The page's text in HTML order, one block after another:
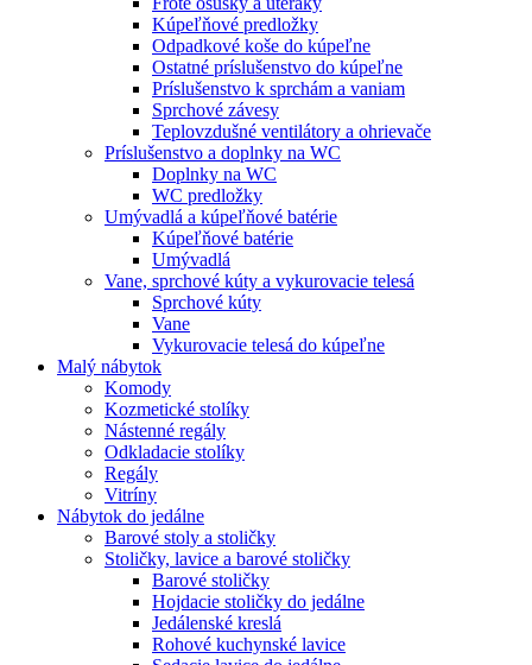
Kúpeľňové predložky
Odpadkové koše do kúpeľne
Ostatné príslušenstvo do kúpeľne
Príslušenstvo k sprchám a vaniam
Sprchové závesy
Teplovzdušné ventilátory a ohrievače
Príslušenstvo a doplnky na WC
Doplnky na WC
WC predložky
Umývadlá a kúpeľňové batérie
Kúpeľňové batérie
Umývadlá
Vane, sprchové kúty a vykurovacie telesá
Sprchové kúty
Vane
Vykurovacie telesá do kúpeľne
Malý nábytok
Komody
Kozmetické stolíky
Nástenné regály
Odkladacie stolíky
Regály
Vitríny
Nábytok do jedálne
Barové stoly a stoličky
Stoličky, lavice a barové stoličky
Barové stoličky
Hojdacie stoličky do jedálne
Jedálenské kreslá
Rohové kuchynské lavice